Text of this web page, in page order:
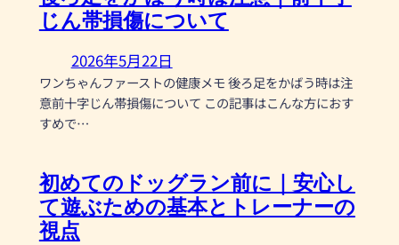
じん帯損傷について
2026年5月22日
ワンちゃんファーストの健康メモ 後ろ足をかばう時は注
意前十字じん帯損傷について この記事はこんな方におす
すめで…
初めてのドッグラン前に｜安心し
て遊ぶための基本とトレーナーの
視点